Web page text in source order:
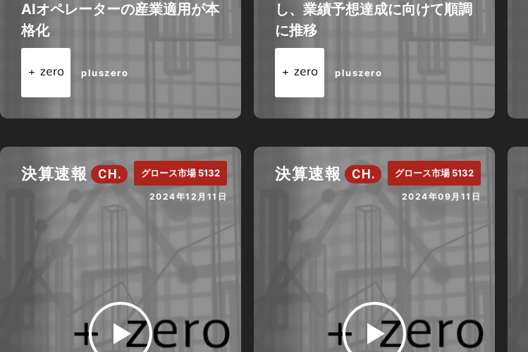
pluszero
AIオペレーターの産業適用が本
格化
pluszero
し、業績予想達成に向けて順調
に推移
決算速報 CH. グロース市場 5132
2024年12月11日
決算速報 CH. グロース市場 5132
2024年09月11日